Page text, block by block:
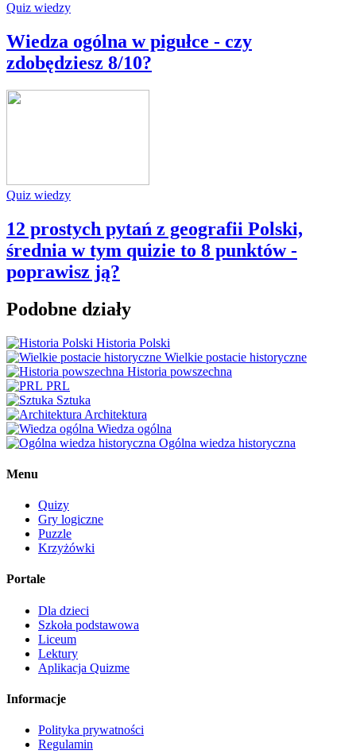
Quiz wiedzy
Wiedza ogólna w pigułce - czy
zdobędziesz 8/10?
Quiz wiedzy
12 prostych pytań z geografii Polski,
średnia w tym quizie to 8 punktów -
poprawisz ją?
Podobne działy
Historia Polski
Wielkie postacie historyczne
Historia powszechna
PRL
Sztuka
Architektura
Wiedza ogólna
Ogólna wiedza historyczna
Menu
Quizy
Gry logiczne
Puzzle
Krzyżówki
Portale
Dla dzieci
Szkoła podstawowa
Liceum
Lektury
Aplikacja Quizme
Informacje
Polityka prywatności
Regulamin